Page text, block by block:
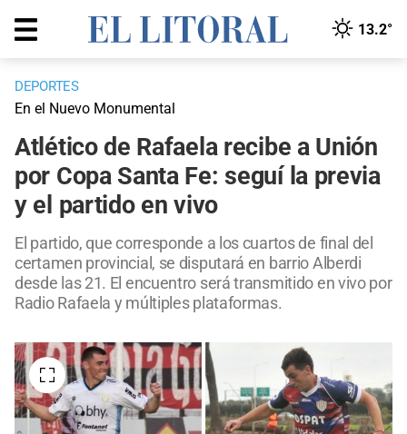
13.2°
DEPORTES
En el Nuevo Monumental
Atlético de Rafaela recibe a Unión
por Copa Santa Fe: seguí la previa
y el partido en vivo
El partido, que corresponde a los cuartos de final del
certamen provincial, se disputará en barrio Alberdi
desde las 21. El encuentro será transmitido en vivo por
Radio Rafaela y múltiples plataformas.